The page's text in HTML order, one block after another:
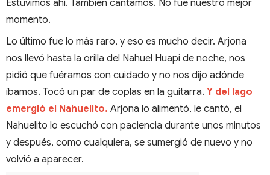
Estuvimos ahí. También cantamos. No fue nuestro mejor
momento.
Lo último fue lo más raro, y eso es mucho decir. Arjona
nos llevó hasta la orilla del Nahuel Huapi de noche, nos
pidió que fuéramos con cuidado y no nos dijo adónde
íbamos. Tocó un par de coplas en la guitarra. Y del lago
emergió el Nahuelito. Arjona lo alimentó, le cantó, el
Nahuelito lo escuchó con paciencia durante unos minutos
y después, como cualquiera, se sumergió de nuevo y no
volvió a aparecer.